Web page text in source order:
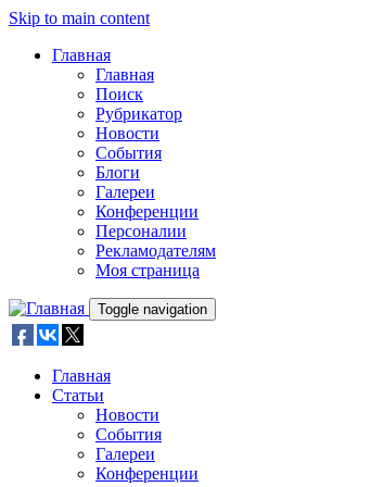
Skip to main content
Главная
Главная
Поиск
Рубрикатор
Новости
События
Блоги
Галереи
Конференции
Персоналии
Рекламодателям
Моя страница
Toggle navigation
Главная
Статьи
Новости
События
Галереи
Конференции